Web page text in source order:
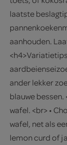
laatste
aanhouden.
ander lekker
blauwe bessen.
wafel. <br> •
wafel, net als
lemon curd of